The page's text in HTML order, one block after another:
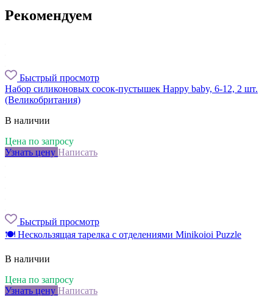
Рекомендуем
Быстрый просмотр
Набор силиконовых сосок-пустышек Happy baby, 6-12, 2 шт.
(Великобритания)
В наличии
Цена по запросу
Узнать цену Написать
Быстрый просмотр
🍽 Нескользящая тарелка с отделениями Minikoioi Puzzle
В наличии
Цена по запросу
Узнать цену Написать